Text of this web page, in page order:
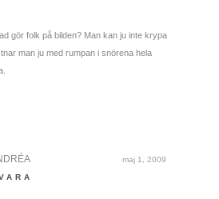
gör folk på bilden? Man kan ju inte krypa
man ju med rumpan i snörena hela
maj 1, 2009